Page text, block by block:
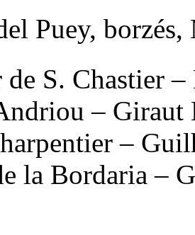
Puey,
de S. Chastier
– Giraut
–
la Bordaria